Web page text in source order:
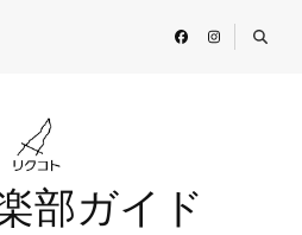
部ガイド